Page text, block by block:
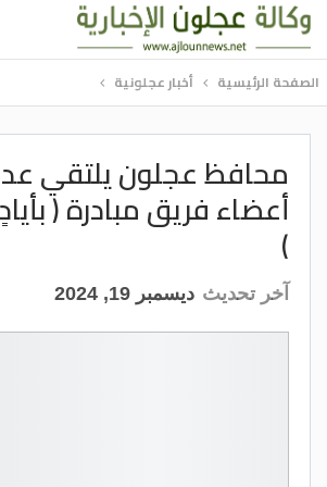
الصفحة الرئيسية أخبار عجلونية
محافظ عجلون يلتقي
أعضاء فريق مبادرة (
)
آخر تحديث ديسمبر 19, 2024